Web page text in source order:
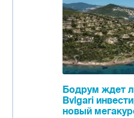
Бодрум ждет
Bvlgari
новый